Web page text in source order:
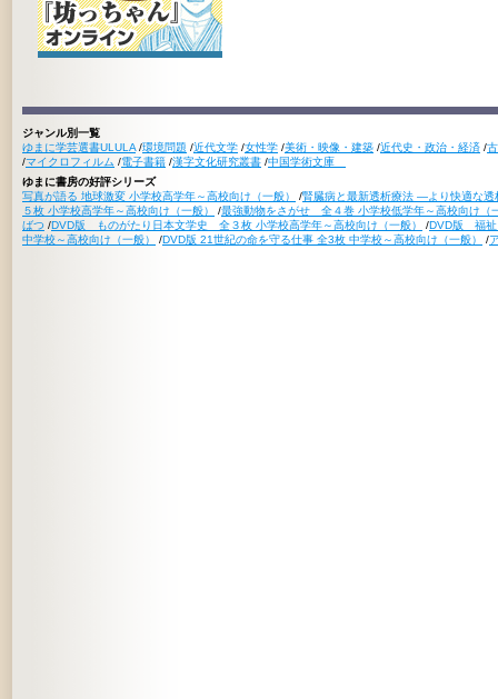
ジャンル別一覧
ゆまに学芸選書ULULA /環境問題 /近代文学 /女性学 /美術・映像・建築 /近代史・政治・経済 /
/マイクロフィルム /電子書籍 /漢字文化研究叢書 /中国学術文庫
ゆまに書房の好評シリーズ
写真が語る 地球激変 小学校高学年～高校向け（一般）
/腎臓病と最新透析療法 ―より快適な
５枚 小学校高学年～高校向け（一般）
/最強動物をさがせ 全４巻 小学校低学年～高校向け（
ばつ /DVD版 ものがたり日本文学史 全３枚 小学校高学年～高校向け（一般） /DVD版 福祉
中学校～高校向け（一般）
/DVD版 21世紀の命を守る仕事 全3枚 中学校～高校向け（一般） /